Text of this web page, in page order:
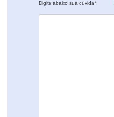
Digite abaixo sua dúvida*: